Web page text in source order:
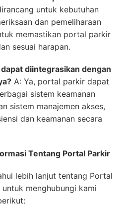
untuk kebutuhan
dan pemeliharaan
memastikan portal parkir
sesuai harapan.
diintegrasikan dengan
A: Ya, portal parkir dapat
sistem keamanan
sistem manajemen akses,
dan keamanan secara
Tentang Portal Parkir
lebih lanjut tentang Portal
menghubungi kami